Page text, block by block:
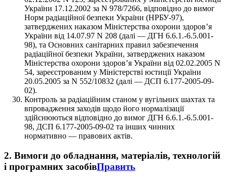
України 17.12.2002 за N 978/7266, відповідно до вимог
Норм радіаційної безпеки України (НРБУ-97),
затверджених наказом Міністерства охорони здоров’я
України від 14.07.97 N 208 (далі — ДГН 6.6.1.-6.5.001-
98), та Основних санітарних правил забезпечення
радіаційної безпеки України, затверджених наказом
Міністерства охорони здоров’я України від 02.02.2005 N
54, зареєстрованим у Міністерстві юстиції України
20.05.2005 за N 552/10832 (далі — ДСП 6.177-2005-09-
02).
Контроль за радіаційним станом у вугільних шахтах та
впровадження заходів щодо його нормалізації
здійснюються відповідно до вимог ДГН 6.6.1.-6.5.001-
98, ДСП 6.177-2005-09-02 та інших чинних
нормативно — правових актів.
2. Вимоги до обладнання, матеріалів, технологій
і програмних засобівПравить